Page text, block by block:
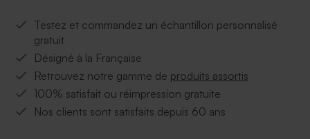
Testez et commandez un échantillon personnalisé
gratuit
Désigné à la Française
Retrouvez notre gamme de produits assortis
100% satisfait ou réimpression gratuite
Nos clients sont satisfaits depuis 60 ans